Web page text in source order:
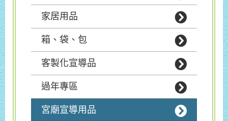
家居用品
箱、袋、包
客製化宣導品
過年專區
宮廟宣導用品